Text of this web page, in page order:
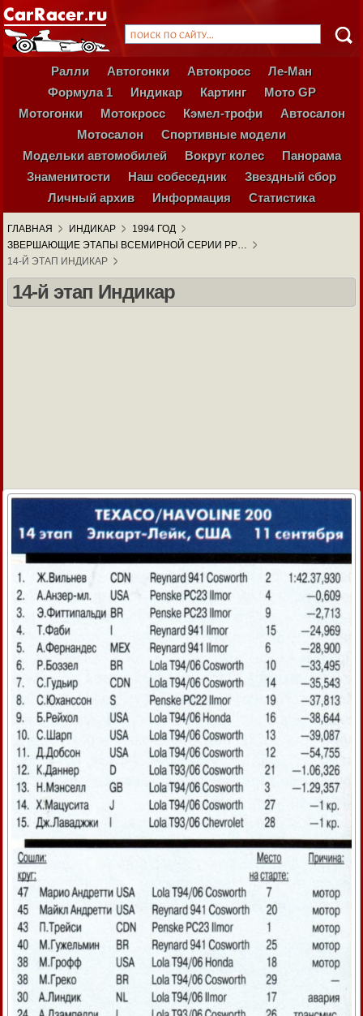
Ралли Автогонки Автокросс
Ле-Ман
Формула 1
Индикар Картинг
Мото GP
Мотогонки
Мотокросс Кэмел-трофи
Автосалон
Мотосалон
Спортивные модели
Модельки автомобилей
Вокруг колес
Панорама
Знаменитости
Наш собеседник
Звездный сбор
Личный архив
Информация Статистика
ГЛАВНАЯ ИНДИКАР
1994 ГОД
ЗВЕРШАЮЩИЕ ЭТАПЫ ВСЕМИРНОЙ СЕРИИ PP…
14-Й ЭТАП ИНДИКАР
14-й этап Индикар